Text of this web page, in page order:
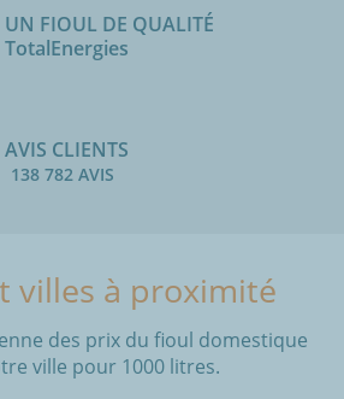
UN FIOUL DE QUALITÉ
TotalEnergies
AVIS CLIENTS
138 782 AVIS
villes à proximité
des prix du fioul domestique
ville pour 1000 litres.